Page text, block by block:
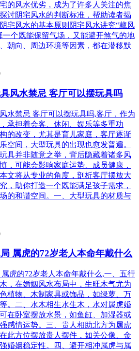
的风水优劣，成为了许多人关注的焦
讨阴宅风水的判断标准，帮助读者揭
宅风水的基本原则阴宅风水讲究“藏风
一个既能保留气场，又能避开煞气的地
朝向、周边环境等因素，都在潜移默
风水禁忌 客厅可以摆玩具吗
水禁忌 客厅可以摆玩具吗,客厅，作为
承担着会客、休闲、娱乐等多重功
的改变，尤其是育儿家庭，客厅逐渐
空间，大型玩具的出现也愈发普遍。
具并非随意之举，背后隐藏着诸多风
，可能会影响家庭运势、成员健康，
文将从专业的角度，剖析客厅摆放大
，助你打造一个既能满足孩子需求，
的和谐空间。一、大型玩具的材质与
属虎的72岁老人本命年戴什么
虎的72岁老人本命年戴什么,一、五行
，在婚姻风水布局中，生旺木气尤为
植物、木制家具或饰品，如绿萝、万
。二、水木相生水生木，水对属虎婚
在卧室摆放水景，如鱼缸、加湿器或
感情运势。三、贵人相助北方为属虎
此方位摆放贵人摆件，如关公像、金
婚姻稳定性。四、避开相冲属虎与属